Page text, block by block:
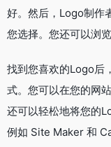
好。然后，Logo制作
您选择。您还可以浏
找到您喜欢的Logo后
式。您可以在您的网
还可以轻松地将您的
例如 Site Maker 和